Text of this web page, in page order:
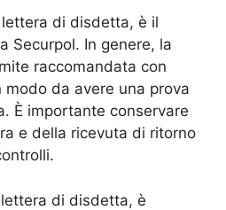
di disdetta, è il
Securpol. In genere, la
raccomandata con
da avere una prova
È importante conservare
e della ricevuta di ritorno
di disdetta, è